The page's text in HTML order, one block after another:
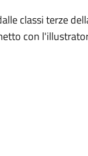
classi terze
con